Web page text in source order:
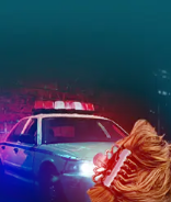
INT
ES
IT